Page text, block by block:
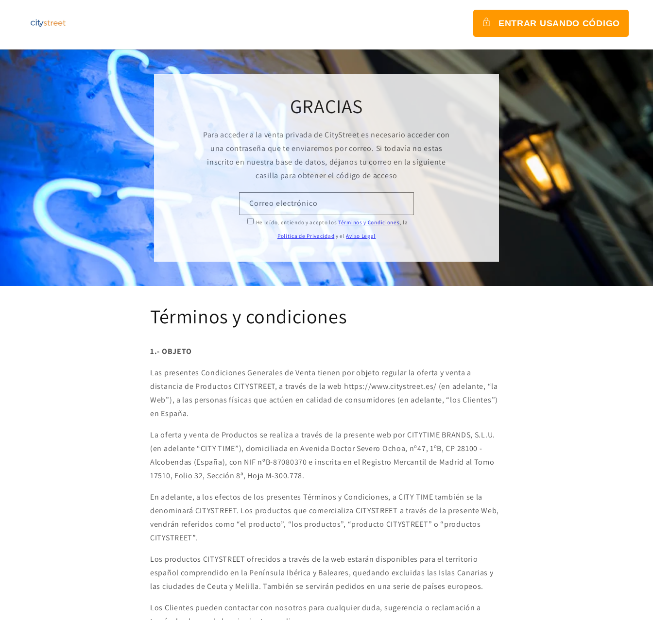
al contenido
ENTRAR USANDO CÓDIGO
GRACIAS
Para acceder a la venta privada de CityStreet es necesario acceder con
una contraseña que te enviaremos por correo. Si todavía no estas
inscrito en nuestra base de datos, déjanos tu correo en la siguiente
casilla para obtener el código de acceso
Correo electrónico
He leído, entiendo y acepto losTérminos y Condiciones, la
Política de Privacidad y elAviso Legal
Términos y condiciones
1.- OBJETO
Las presentes Condiciones Generales de Venta tienen por objeto regular la oferta y venta a
distancia de Productos CITYSTREET, a través de la web https://www.citystreet.es/ (en adelante, “la
Web”), a las personas físicas que actúen en calidad de consumidores (en adelante, “los Clientes”)
en España.
La oferta y venta de Productos se realiza a través de la presente web por CITYTIME BRANDS, S.L.U.
(en adelante “CITY TIME”), domiciliada en Avenida Doctor Severo Ochoa, nº47, 1ºB, CP 28100 -
Alcobendas (España), con NIF nºB-87080370 e inscrita en el Registro Mercantil de Madrid al Tomo
17510, Folio 32, Sección 8ª, Hoja M-300.778.
En adelante, a los efectos de los presentes Términos y Condiciones, a CITY TIME también se la
denominará CITYSTREET. Los productos que comercializa CITYSTREET a través de la presente Web,
vendrán referidos como “el producto”, “los productos”, “producto CITYSTREET” o “productos
CITYSTREET”.
Los productos CITYSTREET ofrecidos a través de la web estarán disponibles para el territorio
español comprendido en la Península Ibérica y Baleares, quedando excluidas las Islas Canarias y
las ciudades de Ceuta y Melilla. También se servirán pedidos en una serie de países europeos.
Los Clientes pueden contactar con nosotros para cualquier duda, sugerencia o reclamación a